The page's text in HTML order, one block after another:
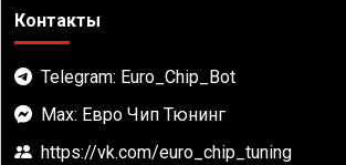
Контакты
Telegram: Euro_Chip_Bot
Max: Евро Чип Тюнинг
https://vk.com/euro_chip_tuning